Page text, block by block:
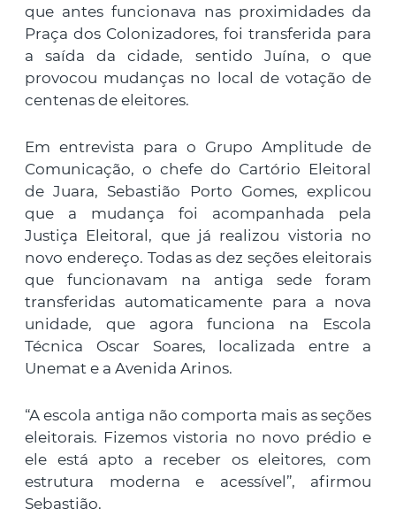
que antes funcionava nas proximidades da
Praça dos Colonizadores, foi transferida para
a saída da cidade, sentido Juína, o que
provocou mudanças no local de votação de
centenas de eleitores.
Em entrevista para o Grupo Amplitude de
Comunicação, o chefe do Cartório Eleitoral
de Juara, Sebastião Porto Gomes, explicou
que a mudança foi acompanhada pela
Justiça Eleitoral, que já realizou vistoria no
novo endereço. Todas as dez seções eleitorais
que funcionavam na antiga sede foram
transferidas automaticamente para a nova
unidade, que agora funciona na Escola
Técnica Oscar Soares, localizada entre a
Unemat e a Avenida Arinos.
“A escola antiga não comporta mais as seções
eleitorais. Fizemos vistoria no novo prédio e
ele está apto a receber os eleitores, com
estrutura moderna e acessível”, afirmou
Sebastião.